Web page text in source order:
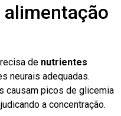
de nutrientes
neurais adequadas.
causam picos de glicemia
a concentração.